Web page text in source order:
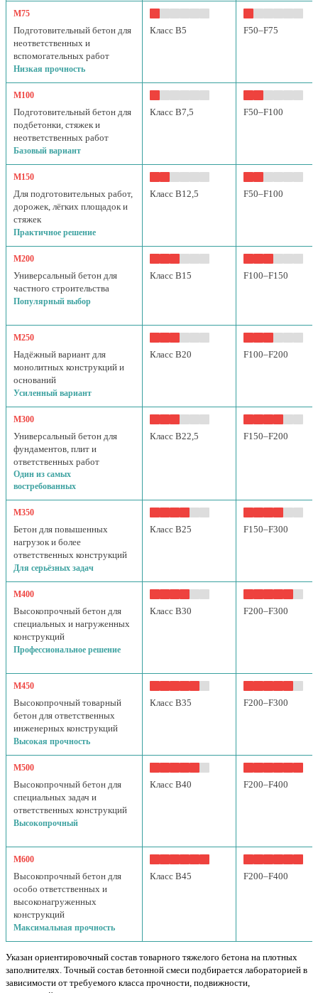
М75
Подготовительный бетон для
неответственных и
вспомогательных работ
Низкая прочность
Класс B5 F50–F75
М100
Подготовительный бетон для
подбетонки, стяжек и
неответственных работ
Базовый вариант
Класс B7,5 F50–F100
М150
Для подготовительных работ,
дорожек, лёгких площадок и
стяжек
Практичное решение
Класс B12,5 F50–F100
М200
Универсальный бетон для
частного строительства
Популярный выбор
Класс B15 F100–F150
М250
Надёжный вариант для
монолитных конструкций и
оснований
Усиленный вариант
Класс B20 F100–F200
М300
Универсальный бетон для
фундаментов, плит и
ответственных работ
Один из самых
востребованных
Класс B22,5 F150–F200
М350
Бетон для повышенных
нагрузок и более
ответственных конструкций
Для серьёзных задач
Класс B25 F150–F300
М400
Высокопрочный бетон для
специальных и нагруженных
конструкций
Профессиональное решение
Класс B30 F200–F300
М450
Высокопрочный товарный
бетон для ответственных
инженерных конструкций
Высокая прочность
Класс B35 F200–F300
М500
Высокопрочный бетон для
специальных задач и
ответственных конструкций
Высокопрочный
Класс B40 F200–F400
М600
Высокопрочный бетон для
особо ответственных и
высоконагруженных
конструкций
Максимальная прочность
Класс B45 F200–F400
Указан ориентировочный состав товарного тяжелого бетона на плотных
заполнителях. Точный состав бетонной смеси подбирается лабораторией в
зависимости от требуемого класса прочности, подвижности,